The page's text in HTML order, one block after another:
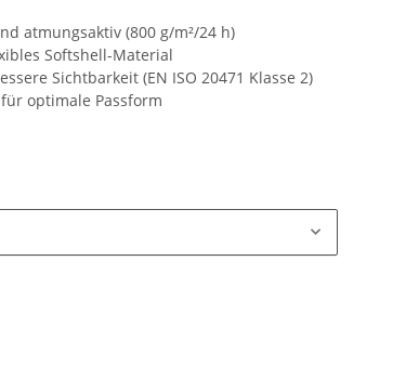
atmungsaktiv (800 g/m²/24 h)
Softshell-Material
Sichtbarkeit (EN ISO 20471 Klasse 2)
optimale Passform